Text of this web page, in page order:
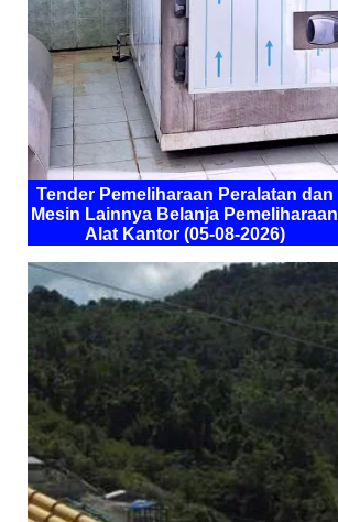
Tender Pemeliharaan Peralatan dan
Mesin Lainnya Belanja Pemeliharaan
Alat Kantor (05-08-2026)